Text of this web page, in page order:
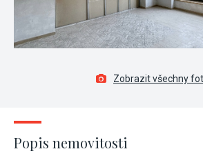
Zobrazit všechny
Popis nemovitosti